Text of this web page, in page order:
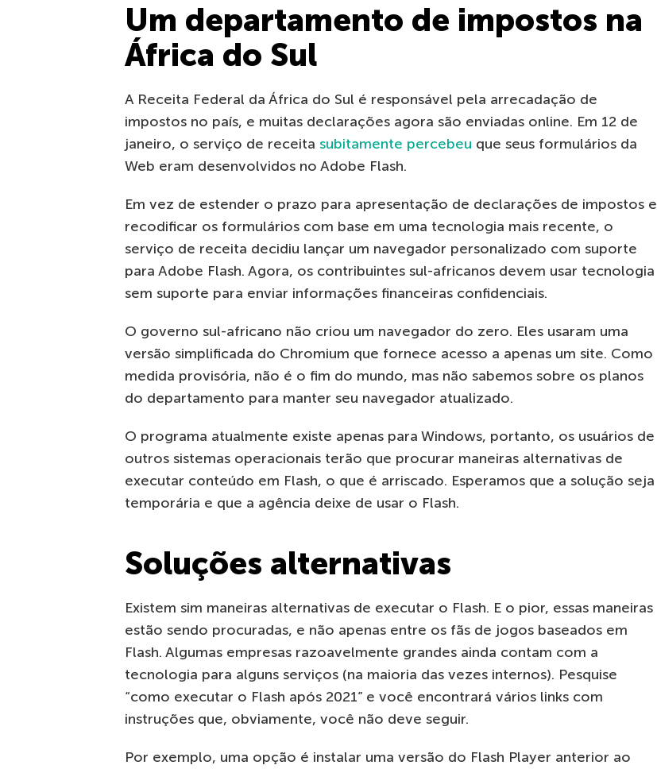
Um departamento de impostos na
África do Sul
A Receita Federal da África do Sul é responsável pela arrecadação de
impostos no país, e muitas declarações agora são enviadas online. Em 12 de
janeiro, o serviço de receita subitamente percebeu que seus formulários da
Web eram desenvolvidos no Adobe Flash.
Em vez de estender o prazo para apresentação de declarações de impostos e
recodificar os formulários com base em uma tecnologia mais recente, o
serviço de receita decidiu lançar um navegador personalizado com suporte
para Adobe Flash. Agora, os contribuintes sul-africanos devem usar tecnologia
sem suporte para enviar informações financeiras confidenciais.
O governo sul-africano não criou um navegador do zero. Eles usaram uma
versão simplificada do Chromium que fornece acesso a apenas um site. Como
medida provisória, não é o fim do mundo, mas não sabemos sobre os planos
do departamento para manter seu navegador atualizado.
O programa atualmente existe apenas para Windows, portanto, os usuários de
outros sistemas operacionais terão que procurar maneiras alternativas de
executar conteúdo em Flash, o que é arriscado. Esperamos que a solução seja
temporária e que a agência deixe de usar o Flash.
Soluções alternativas
Existem sim maneiras alternativas de executar o Flash. E o pior, essas maneiras
estão sendo procuradas, e não apenas entre os fãs de jogos baseados em
Flash. Algumas empresas razoavelmente grandes ainda contam com a
tecnologia para alguns serviços (na maioria das vezes internos). Pesquise
“como executar o Flash após 2021” e você encontrará vários links com
instruções que, obviamente, você não deve seguir.
Por exemplo, uma opção é instalar uma versão do Flash Player anterior ao